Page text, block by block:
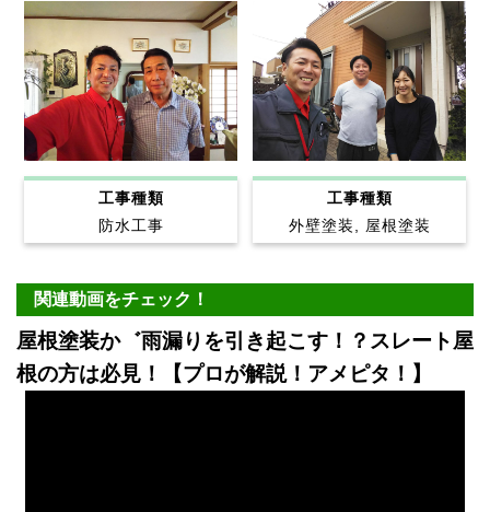
工事種類
防水工事
工事種類
外壁塗装, 屋根塗装
関連動画をチェック！
屋根塗装か゛雨漏りを引き起こす！？スレート屋
根の方は必見！【プロが解説！アメピタ！】